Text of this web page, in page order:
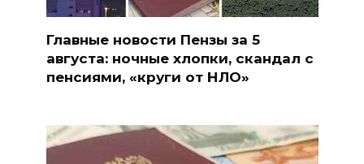
Главные новости Пензы за 5
августа: ночные хлопки, скандал с
пенсиями, «круги от НЛО»